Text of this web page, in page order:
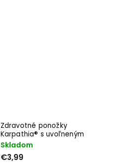
Zdravotné ponožky
Karpathia® s uvoľneným
lemom - Melanž
Skladom
€3,99